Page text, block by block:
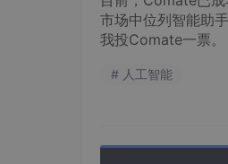
市场中位列智能助
我投Comate一票。
# 人工智能